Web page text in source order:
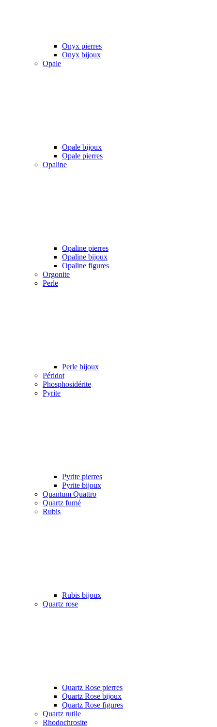
Onyx pierres
Onyx bijoux
Opale
Opale bijoux
Opale pierres
Opaline
Opaline pierres
Opaline bijoux
Opaline figures
Orgonite
Perle
Perle bijoux
Péridot
Phosphosidérite
Pyrite
Pyrite pierres
Pyrite bijoux
Quantum Quattro
Quartz fumé
Rubis
Rubis bijoux
Quartz rose
Quartz Rose pierres
Quartz Rose bijoux
Quartz Rose figures
Quartz rutile
Rhodochrosite